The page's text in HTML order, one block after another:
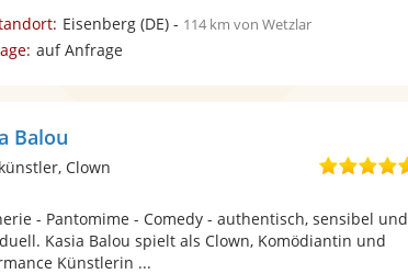
Eisenberg(DE)- 114 km von Wetzlar
auf Anfrage
Balou
Clown
- Pantomime - Comedy - authentisch, sensibel und
Kasia Balou spielt als Clown, Komödiantin und
Künstlerin ...